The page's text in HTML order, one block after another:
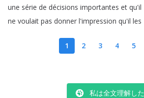
une série de décisions importantes et qu'il
ne voulait pas donner l'impression qu'il les
1 2 3 4 5
私は全文理解した